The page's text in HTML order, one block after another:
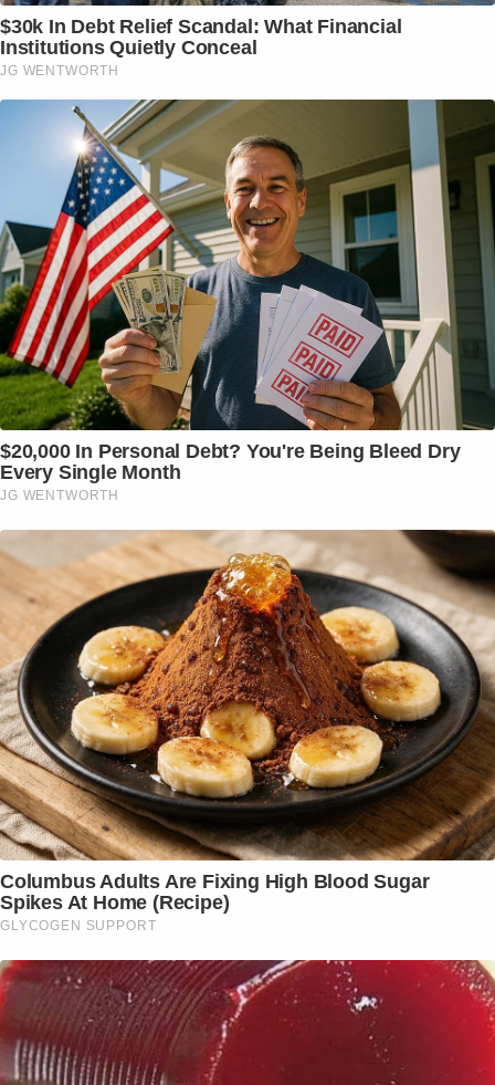
$30k In Debt Relief Scandal: What Financial
Institutions Quietly Conceal
JG WENTWORTH
$20,000 In Personal Debt? You're Being Bleed Dry
Every Single Month
JG WENTWORTH
Columbus Adults Are Fixing High Blood Sugar
Spikes At Home (Recipe)
GLYCOGEN SUPPORT